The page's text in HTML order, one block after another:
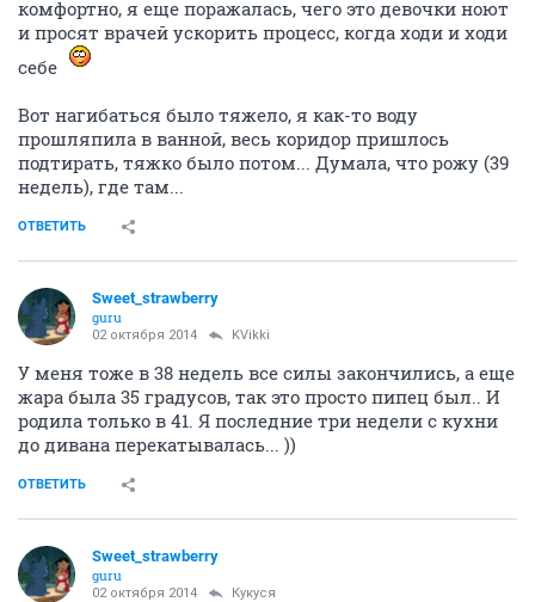
комфортно, я еще поражалась, чего это девочки ноют
и просят врачей ускорить процесс, когда ходи и ходи
себе
Вот нагибаться было тяжело, я как-то воду
прошляпила в ванной, весь коридор пришлось
подтирать, тяжко было потом... Думала, что рожу (39
недель), где там...
ОТВЕТИТЬ
Sweet_strawberry
guru
02 октября 2014 KVikki
У меня тоже в 38 недель все силы закончились, а еще
жара была 35 градусов, так это просто пипец был.. И
родила только в 41. Я последние три недели с кухни
до дивана перекатывалась... ))
ОТВЕТИТЬ
Sweet_strawberry
guru
02 октября 2014 Кукуся